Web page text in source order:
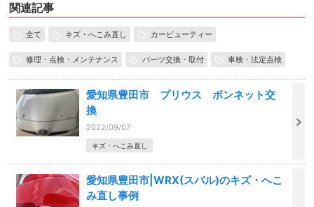
関連記事
全て キズ・へこみ直し カービューティー
修理・点検・メンテナンス パーツ交換・取付 車検・法定点検
愛知県豊田市 プリウス ボンネット交
換
2022/09/07
キズ・へこみ直し
愛知県豊田市|WRX(スバル)のキズ・へこ
み直し事例